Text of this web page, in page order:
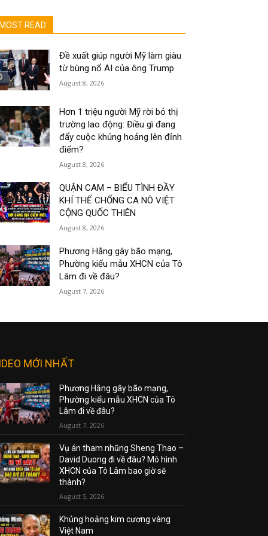
MOST READ
Đề xuất giúp người Mỹ làm giàu
từ bùng nổ AI của ông Trump
August 8, 2026
Hơn 1 triệu người Mỹ rời bỏ thị
trường lao động: Điều gì đang
đẩy cuộc khủng hoảng lên đỉnh
điểm?
August 8, 2026
QUẬN CAM – BIỂU TÌNH ĐẦY
KHÍ THẾ CHỐNG CA NÔ VIỆT
CỘNG QUỐC THIÊN
August 8, 2026
Phương Hằng gây bão mạng,
Phường kiểu mẫu XHCN của Tô
Lâm đi về đâu?
August 7, 2026
MỚI NHẤT
Phương Hằng gây bão mạng,
Phường kiểu mẫu XHCN của Tô
Lâm đi về đâu?
August 7, 2026
Vụ án tham nhũng Sheng Thao –
David Duong đi về đâu? Mô hình
XHCN của Tô Lâm bao giờ sẽ
thành?
August 5, 2026
Khủng hoảng kim cương vàng
Việt Nam